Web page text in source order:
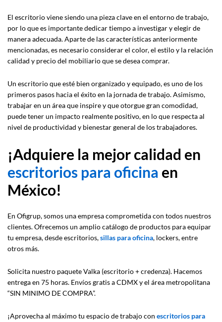
El escritorio viene siendo una pieza clave en el entorno de trabajo,
por lo que es importante dedicar tiempo a investigar y elegir de
manera adecuada. Aparte de las características anteriormente
mencionadas, es necesario considerar el color, el estilo y la relación
calidad y precio del mobiliario que se desea comprar.
Un escritorio que esté bien organizado y equipado, es uno de los
primeros pasos hacia el éxito en la jornada de trabajo. Asimismo,
trabajar en un área que inspire y que otorgue gran comodidad,
puede tener un impacto realmente positivo, en lo que respecta al
nivel de productividad y bienestar general de los trabajadores.
¡Adquiere la mejor calidad en
escritorios para oficina en
México!
En Ofigrup, somos una empresa comprometida con todos nuestros
clientes. Ofrecemos un amplio catálogo de productos para equipar
tu empresa, desde escritorios,sillas para oficina, lockers, entre
otros más.
Solicita nuestro paquete Valka (escritorio + credenza). Hacemos
entrega en 75 horas. Envíos gratis a CDMX y el área metropolitana
“SIN MINIMO DE COMPRA”.
¡Aprovecha al máximo tu espacio de trabajo con escritorios para